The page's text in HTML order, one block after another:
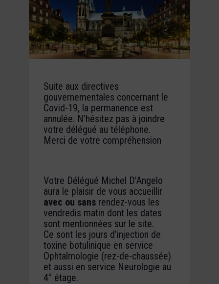
Suite aux directives
gouvernementales concernant le
Covid-19, la permanence est
annulée. N’hésitez pas à joindre
votre délégué au téléphone.
Merci de votre compréhension
Votre Délégué Michel D’Angelo
aura le plaisir de vous accueillir
avec ou sans rendez-vous les
vendredis matin dont les dates
sont mentionnées sur le site.
Ce sont les jours d’injection de
toxine botulinique en service
Ophtalmologie (rez-de-chaussée)
et aussi en service Neurologie au
4° étage.